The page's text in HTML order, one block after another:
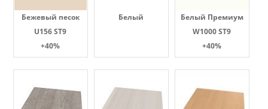
Бежевый песок
U156 ST9
+40%
Белый
Белый Премиум
W1000 ST9
+40%